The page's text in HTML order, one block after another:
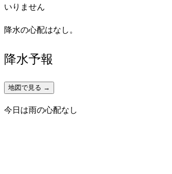
いりません
降水の心配はなし。
降水予報
地図で見る →
今日は雨の心配なし